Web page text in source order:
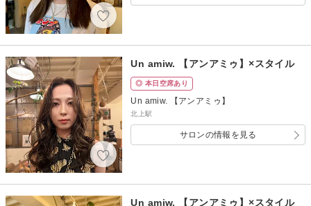
Un amiw. 【アンアミゥ】×スタイル
◎ 本日空席あり
Un amiw. 【アンアミゥ】
北上駅
サロンの情報を見る
Un amiw. 【アンアミゥ】×スタイル